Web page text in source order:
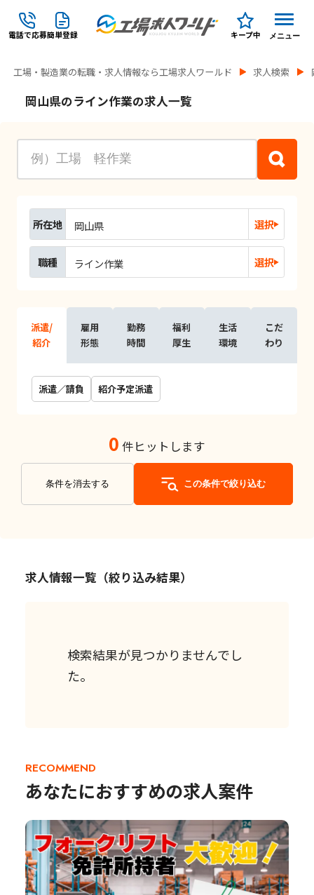
電話で応募簡単登録 キープ中 メニュー
工場・製造業の転職・求人情報なら工場求人ワールド 求人検索
岡山県のライン作業の求人一覧
所在地 岡山県 選択
職種 ライン作業 選択
派遣/
紹介
雇用
形態
勤務
時間
福利
厚生
生活
環境
こだ
わり
派遣／請負 紹介予定派遣
0 件ヒットします
条件を消去する この条件で絞り込む
求人情報一覧（絞り込み結果）
検索結果が見つかりませんでし
た。
RECOMMEND
あなたにおすすめの求人案件